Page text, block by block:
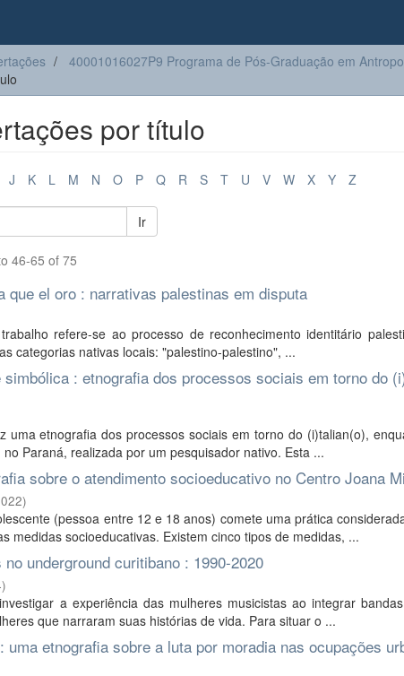
40001016027P9 Programa de Pós-Graduação em
por título
J K L M N O P Q R S T U V W X Y Z
Ir
46-65 of 75
que el oro : narrativas palestinas em disputa
refere-se ao processo de reconhecimento identitário
categorias nativas locais: "palestino-palestino", ...
: etnografia dos processos sociais em torno do
uma etnografia dos processos sociais em torno do (i)talian(o),
Paraná, realizada por um pesquisador nativo. Esta ...
sobre o atendimento socioeducativo no Centro Joana
)
(pessoa entre 12 e 18 anos) comete uma prática
medidas socioeducativas. Existem cinco tipos de medidas, ...
underground curitibano : 1990-2020
)
a experiência das mulheres musicistas ao integrar
que narraram suas histórias de vida. Para situar o ...
uma etnografia sobre a luta por moradia nas ocupações